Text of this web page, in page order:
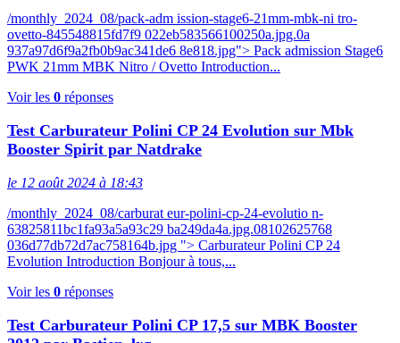
/monthly_2024_08/pack-adm ission-stage6-21mm-mbk-ni tro-
ovetto-845548815fd7f9 022eb583566100250a.jpg.0a
937a97d6f9a2fb0b9ac341de6 8e818.jpg"> Pack admission Stage6
PWK 21mm MBK Nitro / Ovetto Introduction...
Voir les 0 réponses
Test Carburateur Polini CP 24 Evolution sur Mbk
Booster Spirit par Natdrake
le 12 août 2024 à 18:43
/monthly_2024_08/carburat eur-polini-cp-24-evolutio n-
63825811bc1fa93a5a93c29 ba249da4a.jpg.08102625768
036d77db72d7ac758164b.jpg "> Carburateur Polini CP 24
Evolution Introduction Bonjour à tous,...
Voir les 0 réponses
Test Carburateur Polini CP 17,5 sur MBK Booster